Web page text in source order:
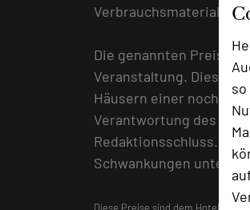
Verbrauchsmaterialien).
Die genannten Preise
Veranstaltung. Diese
Häusern einer
Verantwortung des
Redaktionsschluss. Es
Schwankungen